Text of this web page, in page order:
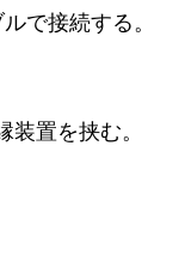
で接続する。
置を挟む。